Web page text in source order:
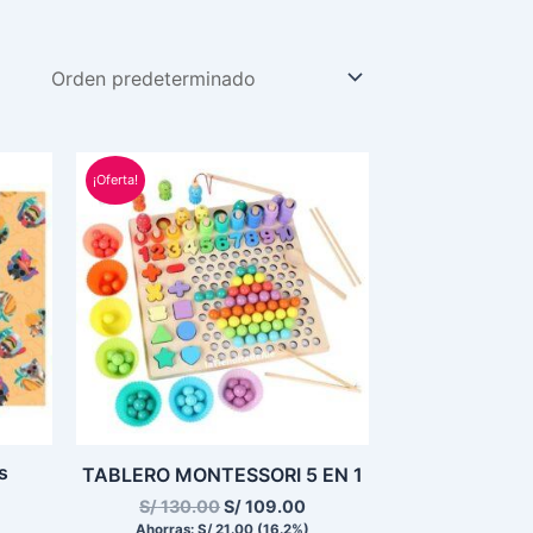
¡Oferta!
TABLERO MONTESSORI 5 EN 1
S/130.00
precio
original
era:
S/ 130.00.
S/109.00
actual
es:
S/ 109.00.
Ahorras: S/21.00 (16.2%)